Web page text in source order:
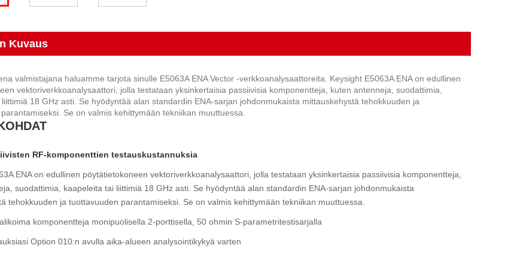
Kuvaus
valmistajana haluamme tarjota sinulle E5063A ENA Vector -verkkoanalysaattoreita. Keysight E5063A ENA on edullinen
vektoriverkkoanalysaattori, jolla testataan yksinkertaisia ​​passiivisia komponentteja, kuten antenneja, suodattimia,
18 GHz asti. Se hyödyntää alan standardin ENA-sarjan johdonmukaista mittauskehystä tehokkuuden ja
Se on valmis kehittymään tekniikan muuttuessa.
RF-komponenttien testauskustannuksia
ENA on edullinen pöytätietokoneen vektoriverkkoanalysaattori, jolla testataan yksinkertaisia ​​passiivisia komponentteja,
suodattimia, kaapeleita tai liittimiä 18 GHz asti. Se hyödyntää alan standardin ENA-sarjan johdonmukaista
tehokkuuden ja tuottavuuden parantamiseksi. Se on valmis kehittymään tekniikan muuttuessa.
komponentteja monipuolisella 2-porttisella, 50 ohmin S-parametritestisarjalla
Option 010:n avulla aika-alueen analysointikykyä varten